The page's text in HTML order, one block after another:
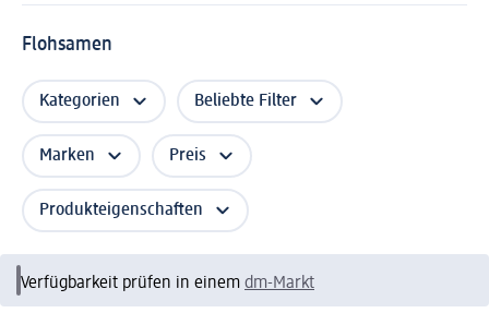
Flohsamen
Kategorien Beliebte Filter
Marken Preis
Produkteigenschaften
Verfügbarkeit prüfen in einem dm-Markt